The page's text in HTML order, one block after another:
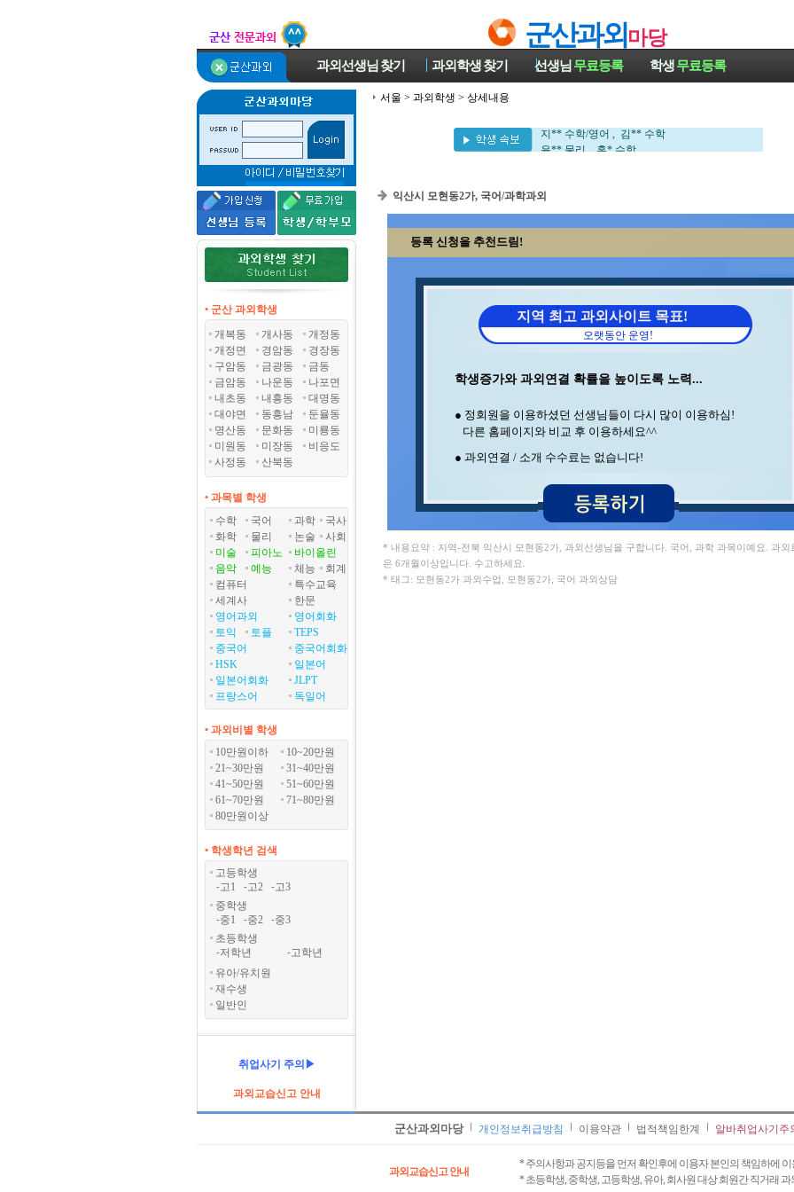
군산과외마당
과외선생님 찾기 과외학생찾기 선생님 무료등록 학생무료등록
• 군산 과외학생
개복동
개사동
개정동
개정면
경암동
경장동
구암동
금광동
금동
금암동
나운동
나포면
내초동
내흥동
대명동
대야면
동흥남
둔율동
명산동
문화동
미룡동
미원동
미장동
비응도
사정동
산북동
• 과목별 학생
수학
국어 과학
국사
화학
물리 논술
사회
미술
피아노
바이올린
음악
예능 체능
회계
컴퓨터
특수교육
세계사
한문
영어과외
영어회화
토익
토플
TEPS
중국어
중국어회화
HSK
일본어
일본어회화
JLPT
프랑스어
독일어
• 과외비별 학생
10만원이하
10~20만원
21~30만원
31~40만원
41~50만원
51~60만원
61~70만원
71~80만원
80만원이상
• 학생학년 검색
고등학생
-고1 -고2 -고3
중학생
-중1 -중2 -중3
초등학생
-저학년 -고학년
유아/유치원
재수생
일반인
취업사기 주의▶
과외교습신고 안내
서울 > 과외학생 > 상세내용
지** 수학/영어 , 김** 수학
윤** 물리 , 홍* 수학
이** 영어 , 김** 수학/과학
조** 영어 , 민** 과학/영어
박** 수학 , 최** 수학
이** 수학/국어 , 최** 일본어/일본어회화
지** 수학/영어 , 김** 수학
윤** 물리 , 홍* 수학
이** 영어 , 김** 수학/과학
조** 영어 , 민** 과학/영어
송* 영어/과학 , 김** 수학/영어
박** 수학 , 최** 수학
구** 수학 , 김** 수학
익산시 모현동2가, 국어/과학과외
등록 신청을 추천드림!
지역 최고 과외사이트 목표!
오랫동안 운영!
학생증가와 과외연결 확률을 높이도록 노력...
● 정회원을 이용하셨던 선생님들이 다시 많이 이용하심!
다른 홈페이지와 비교 후 이용하세요^^
● 과외연결 / 소개 수수료는 없습니다!
* 내용요약 : 지역-전북 익산시 모현동2가, 과외선생님을 구합니다. 국어, 과학 과목이예요. 과외
은 6개월이상입니다. 수고하세요.
* 태그: 모현동2가 과외수업, 모현동2가, 국어 과외상담
군산과외마당 개인정보취급방침 이용약관 법적책임한계 알바취업사기주
과외교습신고 안내
* 주의사항과 공지등을 먼저 확인후에 이용자 본인의 책임하에
* 초등학생, 중학생, 고등학생, 유아, 회사원 대상 회원간 직거래